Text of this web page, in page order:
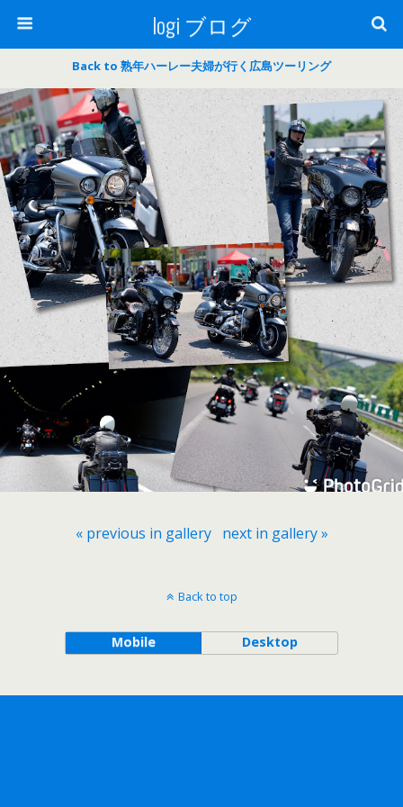
logi ブログ
Back to 熟年ハーレー夫婦が行く広島ツーリング
« previous in gallery next in gallery »
Back to top
Mobile Desktop